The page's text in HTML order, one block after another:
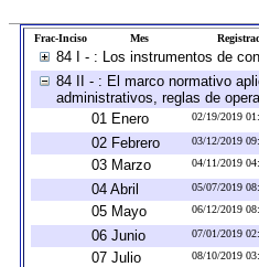
Frac-Inciso Mes
84 I - : Los instrumentos de
84 II - : El marco normativo
administrativos, reglas de
01 Enero
02/19/2019
02 Febrero 03/12/2019
03 Marzo 04/11/2019
04 Abril 05/07/2019
05 Mayo 06/12/2019
06 Junio 07/01/2019
07 Julio 08/10/2019